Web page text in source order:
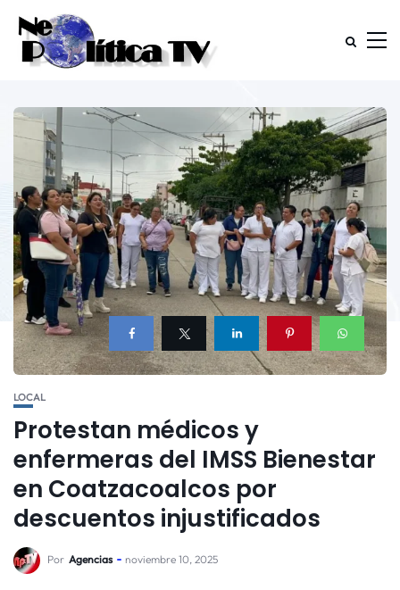
LOCAL
Protestan médicos y
enfermeras del IMSS Bienestar
en Coatzacoalcos por
descuentos injustificados
Por Agencias noviembre 10, 2025